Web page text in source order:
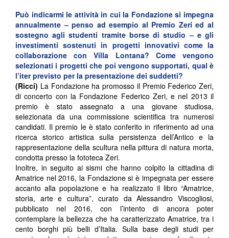
Può indicarmi le attività in cui la Fondazione si impegna
annualmente – penso ad esempio al Premio Zeri ed al
sostegno agli studenti tramite borse di studio – e gli
investimenti sostenuti in progetti innovativi come la
collaborazione con Villa Lontana? Come vengono
selezionati i progetti che poi vengono supportati, qual è
l’iter previsto per la presentazione dei suddetti?
(Ricci) La Fondazione ha promosso il Premio Federico Zeri,
di concerto con la Fondazione Federico Zeri, e nel 2013 il
premio è stato assegnato a una giovane studiosa,
selezionata da una commissione scientifica tra numerosi
candidati. Il premio le è stato conferito in riferimento ad una
ricerca storico artistica sulla persistenza dell’Antico e la
rappresentazione della scultura nella pittura di natura morta,
condotta presso la fototeca Zeri.
Inoltre, in seguito ai sismi che hanno colpito la cittadina di
Amatrice nel 2016, la Fondazione si è impegnata per essere
accanto alla popolazione e ha realizzato il libro “Amatrice,
storia, arte e cultura”, curato da Alessandro Viscogliosi,
pubblicato nel 2016, con l’intento di ancora poter
contemplare la bellezza che ha caratterizzato Amatrice, tra i
cento borghi più belli d’Italia. Sulla base degli studi per